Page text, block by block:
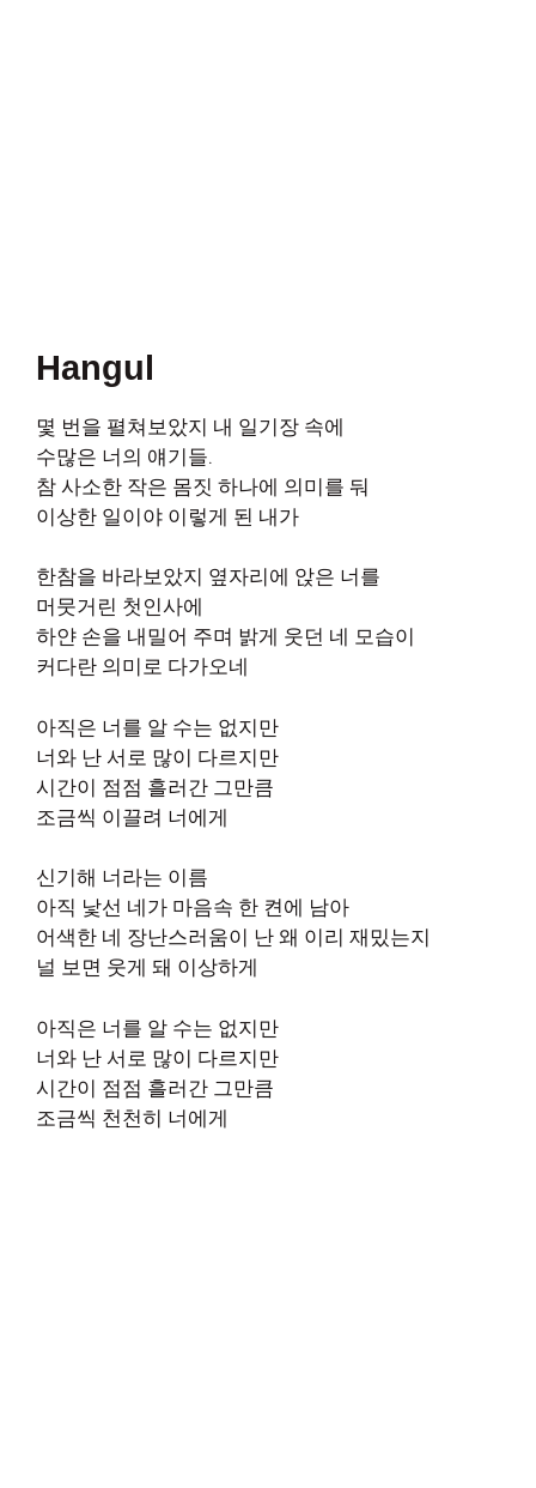
Hangul
몇 번을 펼쳐보았지 내 일기장 속에
수많은 너의 얘기들.
참 사소한 작은 몸짓 하나에 의미를 둬
이상한 일이야 이렇게 된 내가
한참을 바라보았지 옆자리에 앉은 너를
머뭇거린 첫인사에
하얀 손을 내밀어 주며 밝게 웃던 네 모습이
커다란 의미로 다가오네
아직은 너를 알 수는 없지만
너와 난 서로 많이 다르지만
시간이 점점 흘러간 그만큼
조금씩 이끌려 너에게
신기해 너라는 이름
아직 낯선 네가 마음속 한 켠에 남아
어색한 네 장난스러움이 난 왜 이리 재밌는지
널 보면 웃게 돼 이상하게
아직은 너를 알 수는 없지만
너와 난 서로 많이 다르지만
시간이 점점 흘러간 그만큼
조금씩 천천히 너에게